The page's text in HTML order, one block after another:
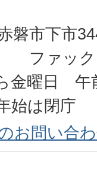
磐市下市
ファック
金曜日 午
始は閉庁
お問い合